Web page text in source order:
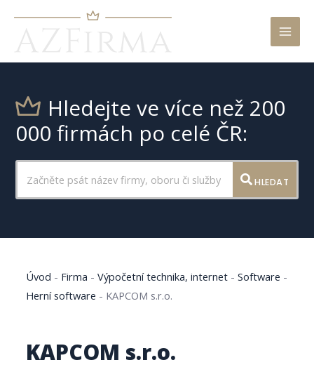
Hledejte ve více než 200
000 firmách po celé ČR:
HLEDAT
Úvod - Firma -Výpočetní technika, internet -Software -
Herní software - KAPCOM s.r.o.
KAPCOM s.r.o.